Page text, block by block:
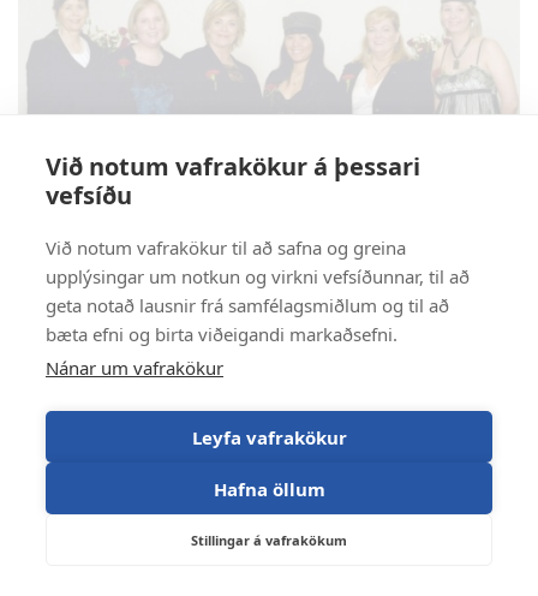
Við notum vafrakökur á þessari
vefsíðu
Við notum vafrakökur til að safna og greina
upplýsingar um notkun og virkni vefsíðunnar, til að
geta notað lausnir frá samfélagsmiðlum og til að
bæta efni og birta viðeigandi markaðsefni.
Nánar um vafrakökur
Leyfa vafrakökur
Hafna öllum
Stillingar á vafrakökum